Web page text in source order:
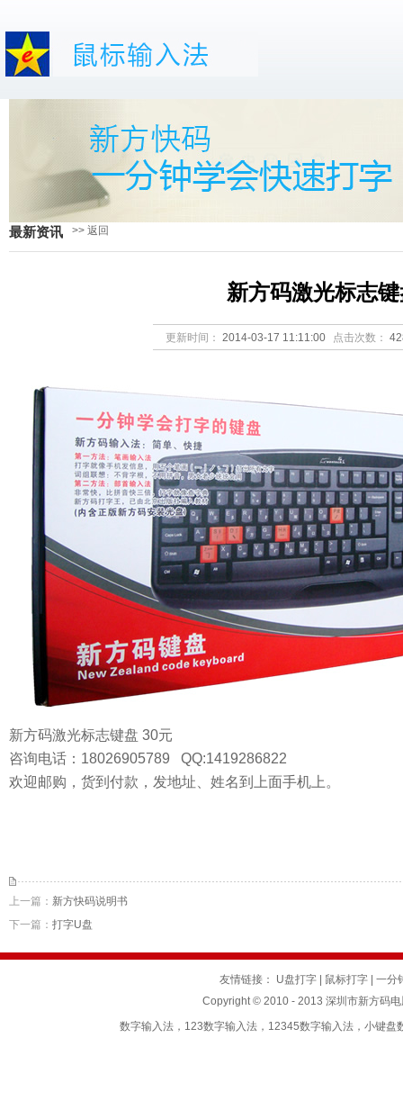
最新资讯 >> 返回
新方码激光标志
更新时间： 2014-03-17 11:11:00 点击次数：
新方码激光标志键盘 30元
咨询电话 ：18026905789 QQ:1419286822
欢迎邮购，货到付款，发地址、姓名到上面手机上。
上一篇： 新方快码说明书
下一篇： 打字U盘
友情链接： U盘打字 鼠标打字
一分
Copyright © 2010 - 2013 深圳市新方码
数字输入法，123数字输入法，12345数字输入法，小键